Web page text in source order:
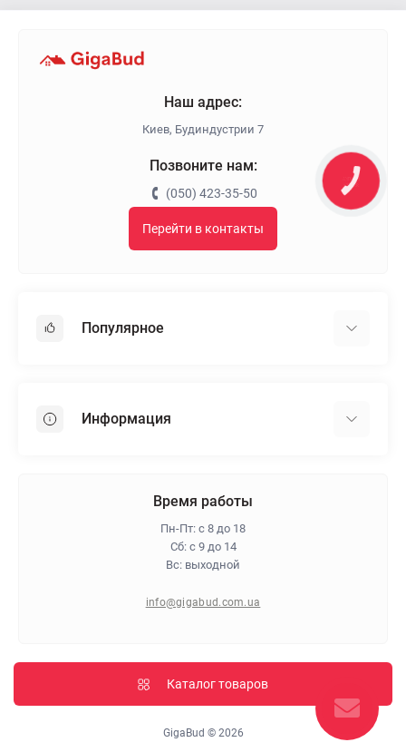
Наш адрес:
Киев, Будиндустрии 7
Позвоните нам:
(050) 423-35-50
Перейти в контакты
Популярное
Пенопласт
Информация
Политика конфиденциальности
Время работы
Пн-Пт: с 8 до 18
Сб: с 9 до 14
Вс: выходной
info@gigabud.com.ua
Каталог товаров
GigaBud © 2026
КНОПКА
ЗВ'ЯЗКУ